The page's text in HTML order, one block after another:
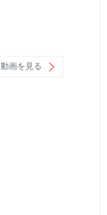
動画を見る